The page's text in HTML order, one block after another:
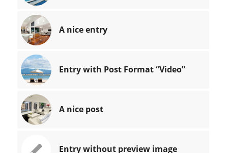
A nice entry
Entry with Post Format “Video”
A nice post
Entry without preview image